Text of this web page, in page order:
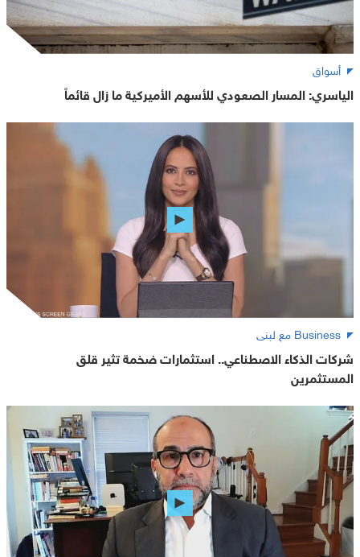
أسواق
الياسري: المسار الصعودي للأسهم الأميركية ما زال قائماً
Business مع لبنى
شركات الذكاء الاصطناعي.. استثمارات ضخمة تثير قلق
المستثمرين